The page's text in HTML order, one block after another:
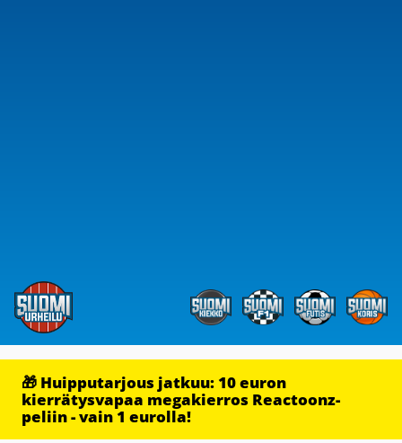
🎁 Huipputarjous jatkuu: 10 euron
kierrätysvapaa megakierros Reactoonz-
peliin - vain 1 eurolla!